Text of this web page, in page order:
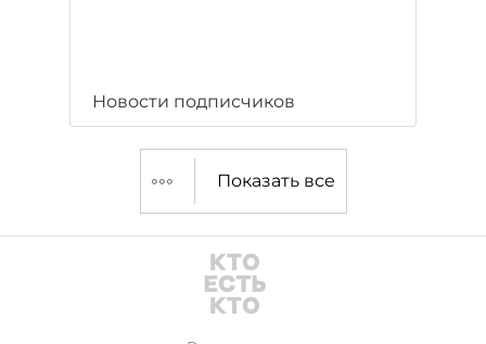
Новости подписчиков
Показать все